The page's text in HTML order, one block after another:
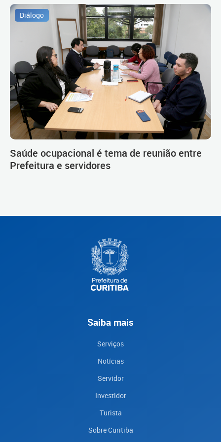
Diálogo
Saúde ocupacional é tema de reunião entre
Prefeitura e servidores
Saiba mais
Serviços
Notícias
Servidor
Investidor
Turista
Sobre Curitiba